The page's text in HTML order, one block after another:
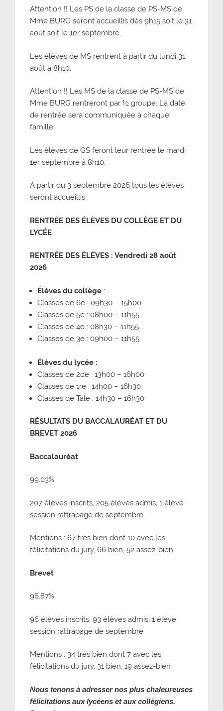
Attention !! Les PS de la classe de PS-MS de
Mme BURG seront accueillis dès 9h15 soit le 31
août soit le 1er septembre.
Les élèves de MS rentrent à partir du lundi 31
août à 8h10.
Attention !! Les MS de la classe de PS-MS de
Mme BURG rentreront par ½ groupe. La date
de rentrée sera communiquée à chaque
famille.
Les élèves de GS feront leur rentrée le mardi
1er septembre à 8h10.
À partir du 3 septembre 2026 tous les élèves
seront accueillis.
RENTRÉE DES ÉLÈVES DU COLLÈGE ET DU
LYCÉE
RENTRÉE DES ÉLÈVES : Vendredi 28 août
2026
Élèves du collège :
Classes de 6e : 09h30 – 15h00
Classes de 5e : 08h00 – 11h55
Classes de 4e : 08h30 – 11h55
Classes de 3e : 09h00 – 11h55
Élèves du lycée :
Classes de 2de : 13h00 – 16h00
Classes de 1re : 14h00 – 16h30
Classes de Tale : 14h30 – 16h30
RÉSULTATS DU BACCALAURÉAT ET DU
BREVET 2026
Baccalauréat
99.03%
207 élèves inscrits, 205 élèves admis, 1 élève
session rattrapage de septembre.
Mentions : 67 très bien dont 10 avec les
félicitations du jury, 66 bien, 52 assez-bien
Brevet
96.87%
96 élèves inscrits, 93 élèves admis, 1 élève
session rattrapage de septembre
Mentions : 34 très bien dont 7 avec les
félicitations du jury, 31 bien, 19 assez-bien
Nous tenons à adresser nos plus chaleureuses
félicitations aux lycéens et aux collégiens.